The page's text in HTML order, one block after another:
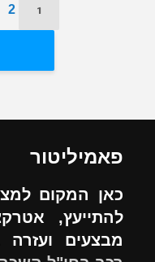
1
2
פאמיליטור
כאן המקום
להתייעץ,
מבצעים ועזרה